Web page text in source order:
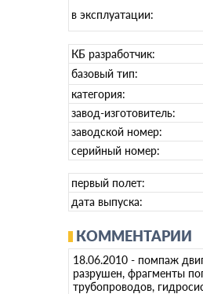
в эксплуатации:
КБ разработчик:
базовый тип:
категория:
завод-изготовитель:
заводской номер:
серийный номер:
первый полет:
дата выпуска:
КОММЕНТАРИИ
18.06.2010 - помпаж
разрушен, фрагменты
трубопроводов,